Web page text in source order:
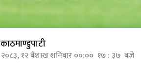
काठमाण्डुपाटी
२०८३, १२ बैशाख शनिबार ००:०० १७ : ३७ बजे